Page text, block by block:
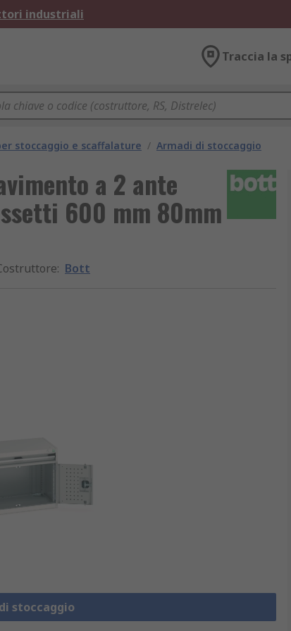
industriali
Traccia la
stoccaggio e scaffalature / Armadi di stoccaggio
a 2 ante
600 mm 80mm
: Bott
stoccaggio